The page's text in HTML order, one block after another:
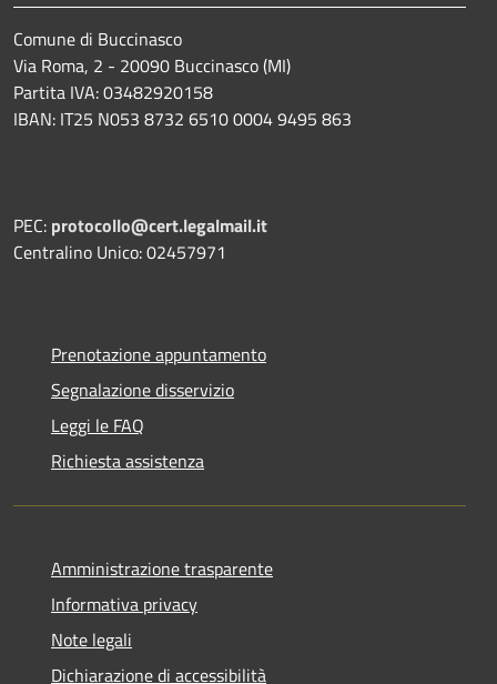
Comune di Buccinasco
Via Roma, 2 - 20090 Buccinasco (MI)
Partita IVA: 03482920158
IBAN: IT25 N053 8732 6510 0004 9495 863
PEC: protocollo@cert.legalmail.it
Centralino Unico: 02457971
Prenotazione appuntamento
Segnalazione disservizio
Leggi le FAQ
Richiesta assistenza
Amministrazione trasparente
Informativa privacy
Note legali
Dichiarazione di accessibilità